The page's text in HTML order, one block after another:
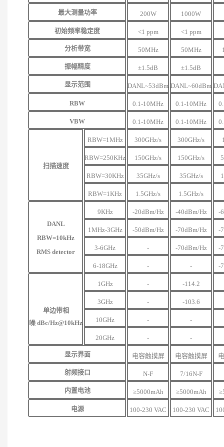
最大测量功率 200W 1000W
初始频率稳定度 <1 ppm <1 ppm
分析带宽 50MHz 50MHz
振幅精度 ±1.5dB ±1.5dB
显示范围 DANL~53dBm DANL~60dBm
RBW 0.1-10MHz 0.1-10MHz
VBW 0.1-10MHz 0.1-10MHz
扫描速度
RBW=1MHz 300GHz/s 300GHz/s
RBW=250KHz 150GHz/s 150GHz/s
RBW=30KHz 35GHz/s 35GHz/s
RBW=1KHz 1.5GHz/s 1.5GHz/s
DANL
RBW=10kHz
RMS detector
9KHz -20dBm/Hz -40dBm/Hz -
1MHz-3GHz -50dBm/Hz -70dBm/Hz -
3-6GHz - -70dBm/Hz -
6-18GHz - - -
单边带相
噪 dBc/Hz@10kHz
1GHz - -114.2
3GHz - -103.6
10GHz - -
20GHz - -
显示界面 电容触摸屏 电容触摸屏
射频接口 N-F 7/16N-F
内置电池 ≥5000mAh ≥5000mAh
电源 100-230 VAC 100-230 VAC